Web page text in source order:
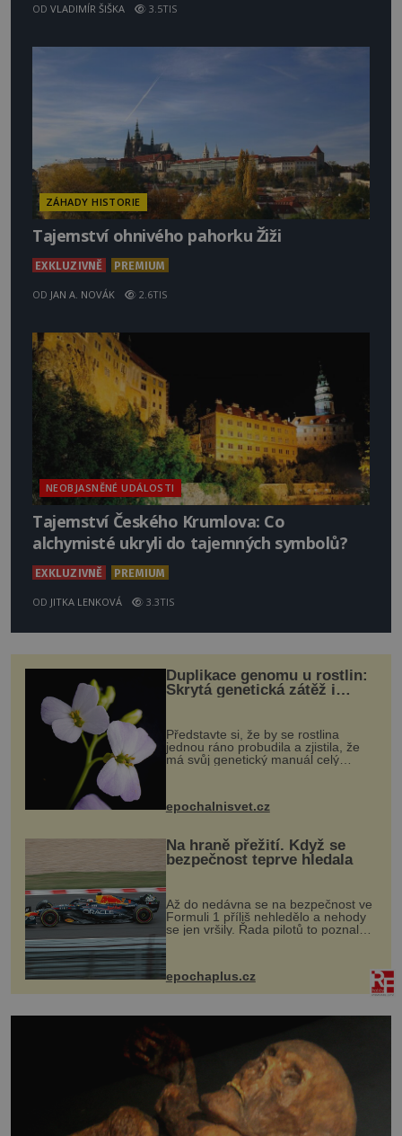
OD VLADIMÍR ŠIŠKA 3.5TIS
ZÁHADY HISTORIE
Tajemství ohnivého pahorku Žiži
EXKLUZIVNĚ PREMIUM
OD JAN A. NOVÁK 2.6TIS
NEOBJASNĚNÉ UDÁLOSTI
Tajemství Českého Krumlova: Co
alchymisté ukryli do tajemných symbolů?
EXKLUZIVNĚ PREMIUM
OD JITKA LENKOVÁ 3.3TIS
Duplikace genomu u rostlin:
Skrytá genetická zátěž i
Představte si, že by se rostlina
jednou ráno probudila a zjistila, že
má svůj genetický manuál celý
vstupenka...
epochalnisvet.cz
Na hraně přežití. Když se
bezpečnost teprve hledala
Až do nedávna se na bezpečnost ve
Formuli 1 příliš nehledělo a nehody
se jen vršily. Řada pilotů to poznala
na vlastní kůži, často s trvalými
následky nebo bohužel i ztrátou
života. Dnes nepochopiteln...
epochaplus.cz